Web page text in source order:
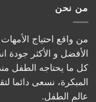
من نحن
من واقع احتياج
الأفضل و الأكثر
كل ما يحتاجه الطفل
المبكرة، نسعى دائما
عالم الطفل.